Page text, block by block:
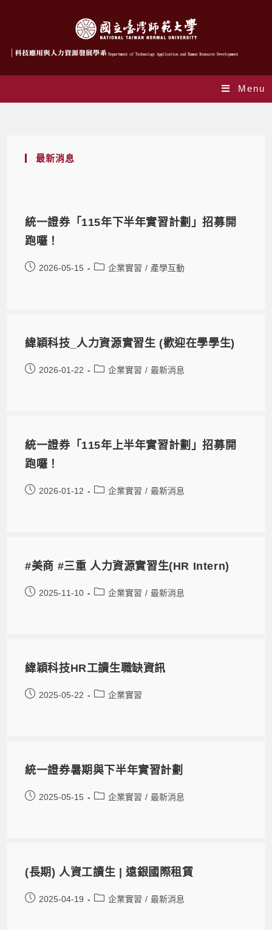
Menu
最新消息
統一證券「115年下半年實習計劃」招募開
跑囉！
2026-05-15 企業實習 / 產學互動
緯穎科技_人力資源實習生 (歡迎在學學生)
2026-01-22 企業實習 / 最新消息
統一證券「115年上半年實習計劃」招募開
跑囉！
2026-01-12 企業實習 / 最新消息
#美商 #三重 人力資源實習生(HR Intern)
2025-11-10 企業實習 / 最新消息
緯穎科技HR工讀生職缺資訊
2025-05-22 企業實習
統一證券暑期與下半年實習計劃
2025-05-15 企業實習 / 最新消息
(長期) 人資工讀生 | 遠銀國際租賃
2025-04-19 企業實習 / 最新消息